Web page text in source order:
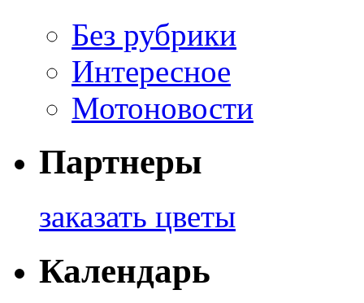
Без рубрики
Интересное
Мотоновости
Партнеры
заказать цветы
Календарь